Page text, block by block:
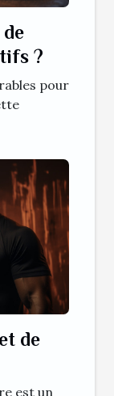
?
pour
de
est un